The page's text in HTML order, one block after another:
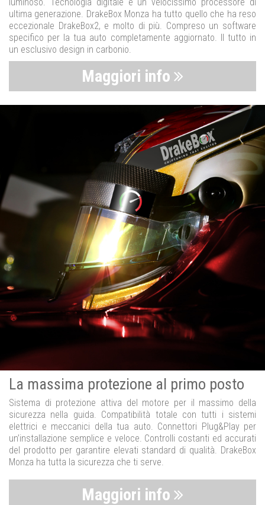
ultima generazione. DrakeBox Monza ha tutto quello che ha reso
eccezionale DrakeBox2, e molto di più. Compreso un software
specifico per la tua auto completamente aggiornato. Il tutto in
un esclusivo design in carbonio.
Maggiori info
La massima protezione al primo posto
Sistema di protezione attiva del motore per il massimo della
sicurezza nella guida. Compatibilità totale con tutti i sistemi
elettrici e meccanici della tua auto. Connettori Plug&Play per
un’installazione semplice e veloce. Controlli costanti ed accurati
del prodotto per garantire elevati standard di qualità. DrakeBox
Monza ha tutta la sicurezza che ti serve.
Maggiori info